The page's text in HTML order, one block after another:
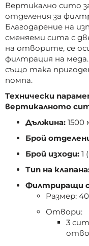
Вертикално сито
отделения за
Благодарение на
сменяеми сита с
на отворите, се
филтрация на
също така
помпа.
Технически
вертикалното
Дължина: 1500
Брой
Брой изходи: 1
Тип на
Филтриращи
Размер:
Отвори:
3